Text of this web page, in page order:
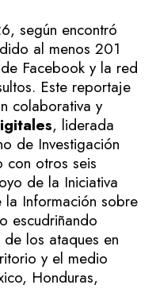
según encontró
al menos 201
Facebook y la red
Este reportaje
colaborativa y
, liderada
de Investigación
con otros seis
de la Iniciativa
Información sobre
escudriñando
los ataques en
y el medio
Honduras,